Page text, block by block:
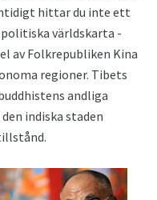
hittar du inte ett
politiska världskarta -
av Folkrepubliken Kina
regioner. Tibets
andliga
indiska staden